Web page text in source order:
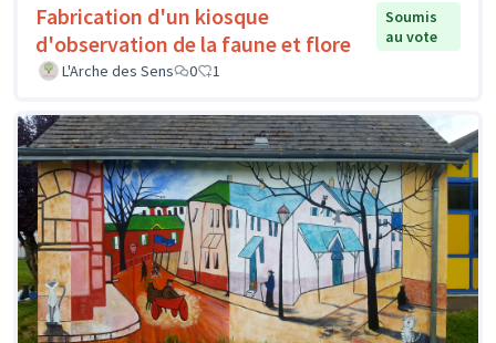
Fabrication d'un kiosque
d'observation de la faune et flore
Soumis
au vote
L'Arche des Sens
0 1